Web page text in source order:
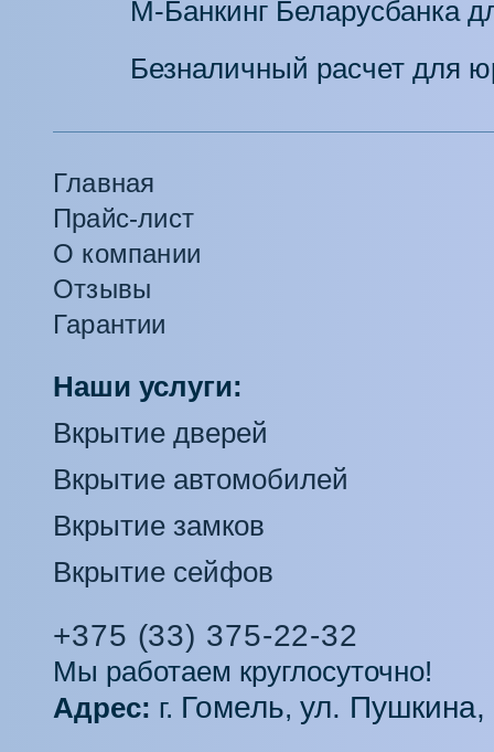
М-Банкинг Беларусбанка
Безналичный расчет для
Главная
Прайс-лист
О компании
Отзывы
Гарантии
Наши услуги:
Вкрытие дверей
Вкрытие автомобилей
Вкрытие замков
Вкрытие сейфов
+375 (33) 375-22-32
Мы работаем круглосуточно!
Адрес: г. Гомель, ул. Пушкина,